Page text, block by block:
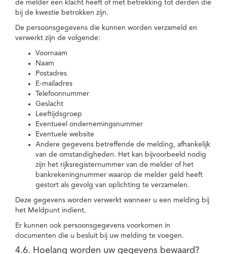
de melder een klacht heeft of met betrekking tot derden die
bij de kwestie betrokken zijn.
De persoonsgegevens die kunnen worden verzameld en
verwerkt zijn de volgende:
Voornaam
Naam
Postadres
E-mailadres
Telefoonnummer
Geslacht
Leeftijdsgroep
Eventueel ondernemingsnummer
Eventuele website
Andere gegevens betreffende de melding, afhankelijk
van de omstandigheden. Het kan bijvoorbeeld nodig
zijn het rijksregisternummer van de melder of het
bankrekeningnummer waarop de melder geld heeft
gestort als gevolg van oplichting te verzamelen.
Deze gegevens worden verwerkt wanneer u een melding bij
het Meldpunt indient.
Er kunnen ook persoonsgegevens voorkomen in
documenten die u besluit bij uw melding te voegen.
4.6. Hoelang worden uw gegevens bewaard?